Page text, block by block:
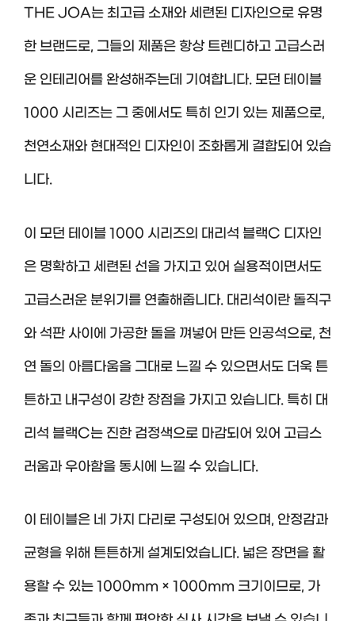
THE JOA는 최고급 소재와 세련된 디자인으로 유명
한 브랜드로, 그들의 제품은 항상 트렌디하고 고급스러
운 인테리어를 완성해주는데 기여합니다. 모던 테이블
1000 시리즈는 그 중에서도 특히 인기 있는 제품으로,
천연소재와 현대적인 디자인이 조화롭게 결합되어 있습
니다.
이 모던 테이블 1000 시리즈의 대리석 블랙C 디자인
은 명확하고 세련된 선을 가지고 있어 실용적이면서도
고급스러운 분위기를 연출해줍니다. 대리석이란 돌직구
와 석판 사이에 가공한 돌을 껴넣어 만든 인공석으로, 천
연 돌의 아름다움을 그대로 느낄 수 있으면서도 더욱 튼
튼하고 내구성이 강한 장점을 가지고 있습니다. 특히 대
리석 블랙C는 진한 검정색으로 마감되어 있어 고급스
러움과 우아함을 동시에 느낄 수 있습니다.
이 테이블은 네 가지 다리로 구성되어 있으며, 안정감과
균형을 위해 튼튼하게 설계되었습니다. 넓은 장면을 활
용할 수 있는 1000mm × 1000mm 크기이므로, 가